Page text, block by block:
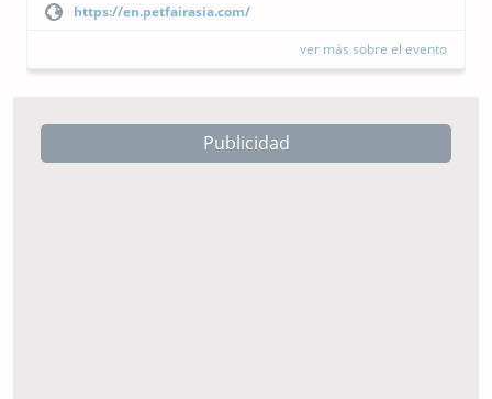
https://cipal.com.ar/?lang=es
ver más sobre el evento
Publicidad